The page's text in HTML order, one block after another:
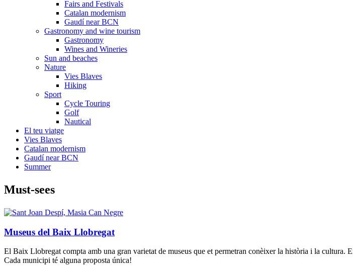
Fairs and Festivals
Catalan modernism
Gaudí near BCN
Gastronomy and wine tourism
Gastronomy
Wines and Wineries
Sun and beaches
Nature
Vies Blaves
Hiking
Sport
Cycle Touring
Golf
Nautical
El teu viatge
Vies Blaves
Catalan modernism
Gaudí near BCN
Summer
Must-sees
Museus del Baix Llobregat
El Baix Llobregat compta amb una gran varietat de museus que et permetran conèixer la història i la cultura.
Cada municipi té alguna proposta única!